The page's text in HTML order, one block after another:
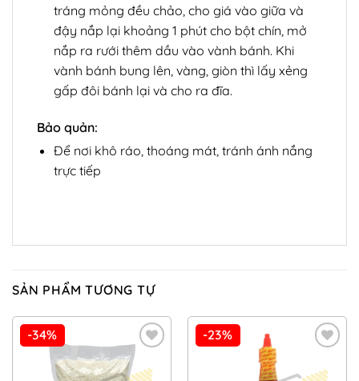
tráng mỏng đều chảo, cho giá vào giữa và
đậy nắp lại khoảng 1 phút cho bột chín, mở
nắp ra rưới thêm dầu vào vành bánh. Khi
vành bánh bung lên, vàng, giòn thì lấy xẻng
gấp đôi bánh lại và cho ra đĩa.
Bảo quản:
Để nơi khô ráo, thoáng mát, tránh ánh nắng
trực tiếp
SẢN PHẨM TƯƠNG TỰ
-34%
Add to
Wishlist
-23%
Wishlist